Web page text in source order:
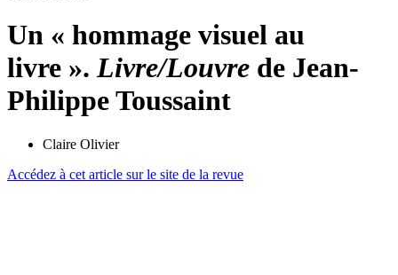
Un « hommage visuel au
livre ». Livre/Louvre de Jean-
Philippe Toussaint
Claire Olivier
Accédez à cet article sur le site de la revue